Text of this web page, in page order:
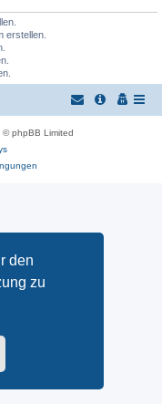
den
zu
erstellen.
© phpBB Limited